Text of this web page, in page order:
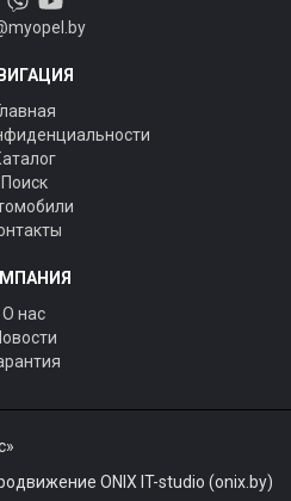
Поиск
О нас
ONIX IT-studio (onix.by)